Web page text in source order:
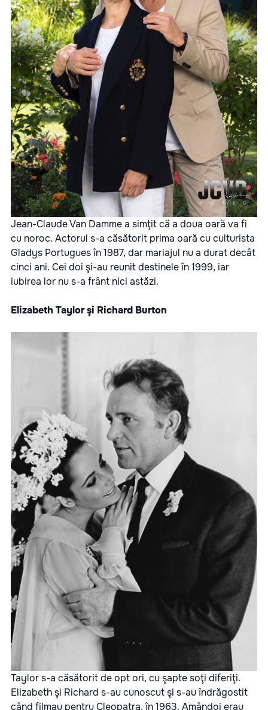
Jean-Claude Van Damme a simţit că a doua oară va fi
cu noroc. Actorul s-a căsătorit prima oară cu culturista
Gladys Portugues în 1987, dar mariajul nu a durat decât
cinci ani. Cei doi şi-au reunit destinele în 1999, iar
iubirea lor nu s-a frânt nici astăzi.
Elizabeth Taylor şi Richard Burton
Taylor s-a căsătorit de opt ori, cu şapte soţi diferiţi.
Elizabeth şi Richard s-au cunoscut şi s-au îndrăgostit
când filmau pentru Cleopatra, în 1963. Amândoi erau